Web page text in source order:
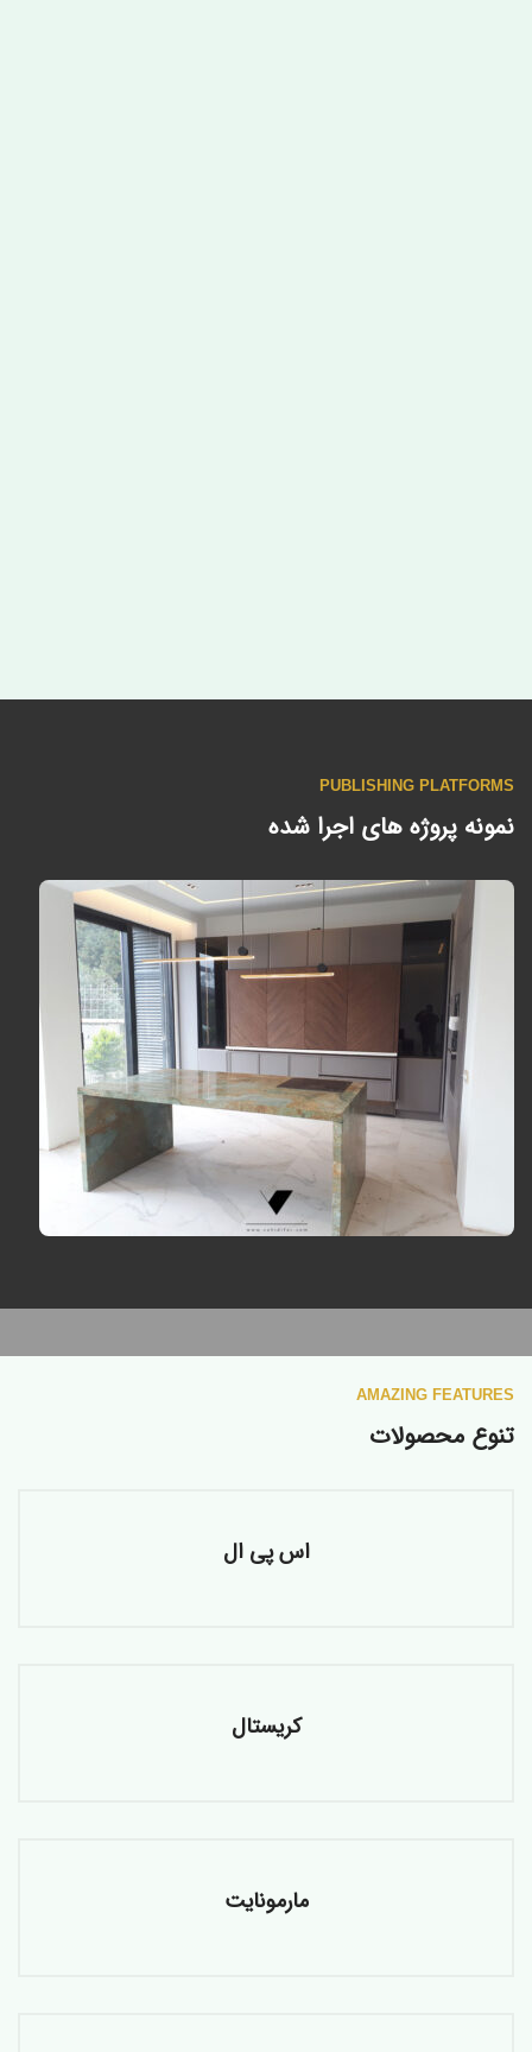
PUBLISHING PLATFORMS
نمونه پروژه های اجرا شده
AMAZING FEATURES
تنوع محصولات
اس پی ال
کریستال
مارمونایت